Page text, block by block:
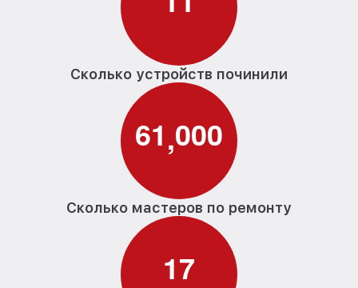
Сколько устройств починили
61,000
Сколько мастеров по ремонту
17